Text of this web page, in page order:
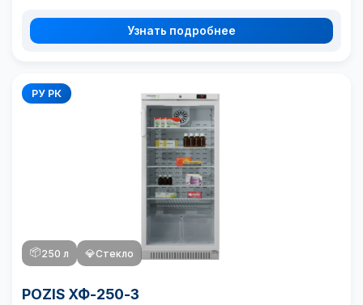
Узнать подробнее
РУ РК
📦250 л 💎Стекло
POZIS ХФ-250-3